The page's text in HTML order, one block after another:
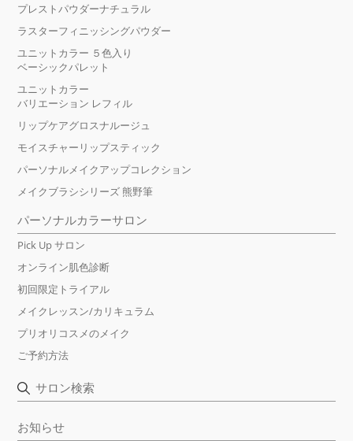
プレストパウダーナチュラル
ラスターフィニッシングパウダー
ユニットカラー ５色入り
ベーシックパレット
ユニットカラー
バリエーション レフィル
リップケアグロスナルージュ
モイスチャーリップスティック
パーソナルメイクアップコレクション
メイクブラシシリーズ 熊野筆
パーソナルカラーサロン
Pick Up サロン
オンライン肌色診断
初回限定トライアル
メイクレッスン/カリキュラム
プリオリコスメのメイク
ご予約方法
サロン検索
お知らせ